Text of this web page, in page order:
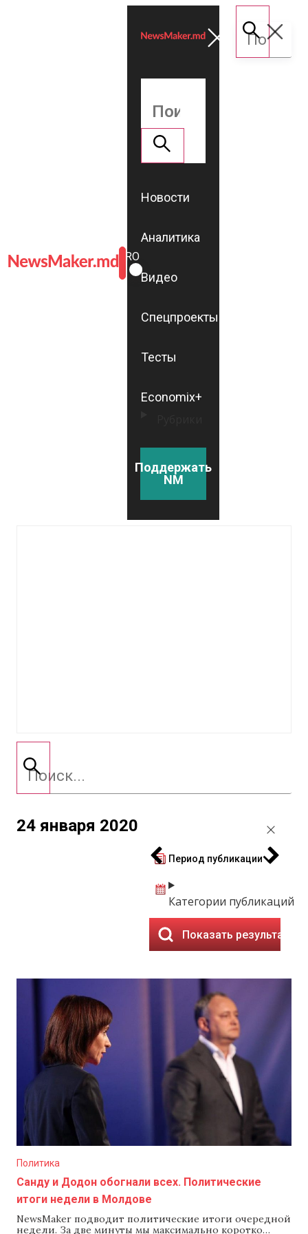
ROMÂNĂ
RU
Новости
Аналитика
Видео
Спецпроекты
Тесты
Economix+
Поддержать
NM
24 января 2020
Период публикации
Категории публикаций
Показать результаты
Политика
Санду и Додон обогнали всех. Политические
итоги недели в Молдове
NewsMaker подводит политические итоги очередной
недели. За две минуты мы максимально коротко